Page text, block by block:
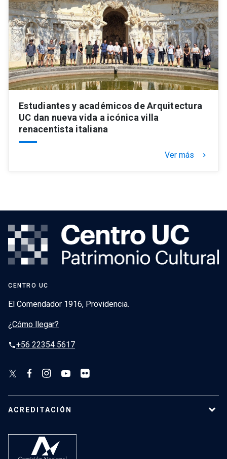
Estudiantes y académicos de Arquitectura
UC dan nueva vida a icónica villa
renacentista italiana
Ver más keyboard_arrow_right
CENTRO UC
El Comendador 1916, Providencia.
¿Cómo llegar?
phone+56 22354 5617
ACREDITACIÓN